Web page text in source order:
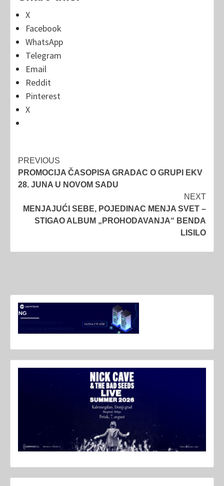
X
Facebook
WhatsApp
Telegram
Email
Reddit
Pinterest
X
Post
navigation
PREVIOUS
PROMOCIJA ČASOPISA GRADAC O GRUPI EKV
28. JUNA U NOVOM SADU
NEXT
MENJAJUĆI SEBE, POJEDINAC MENJA SVET –
STIGAO ALBUM „PROHODAVANJA“ BENDA
LISILO